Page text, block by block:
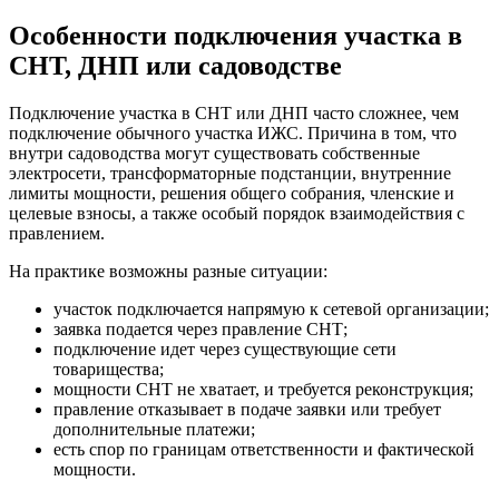
Особенности подключения участка в
СНТ, ДНП или садоводстве
Подключение участка в СНТ или ДНП часто сложнее, чем
подключение обычного участка ИЖС. Причина в том, что
внутри садоводства могут существовать собственные
электросети, трансформаторные подстанции, внутренние
лимиты мощности, решения общего собрания, членские и
целевые взносы, а также особый порядок взаимодействия с
правлением.
На практике возможны разные ситуации:
участок подключается напрямую к сетевой организации;
заявка подается через правление СНТ;
подключение идет через существующие сети
товарищества;
мощности СНТ не хватает, и требуется реконструкция;
правление отказывает в подаче заявки или требует
дополнительные платежи;
есть спор по границам ответственности и фактической
мощности.